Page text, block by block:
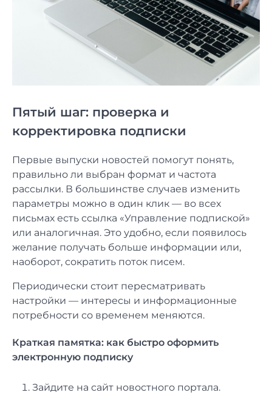
Пятый шаг: проверка и
корректировка подписки
Первые выпуски новостей помогут понять,
правильно ли выбран формат и частота
рассылки. В большинстве случаев изменить
параметры можно в один клик — во всех
письмах есть ссылка «Управление подпиской»
или аналогичная. Это удобно, если появилось
желание получать больше информации или,
наоборот, сократить поток писем.
Периодически стоит пересматривать
настройки — интересы и информационные
потребности со временем меняются.
Краткая памятка: как быстро оформить
электронную подписку
Зайдите на сайт новостного портала.